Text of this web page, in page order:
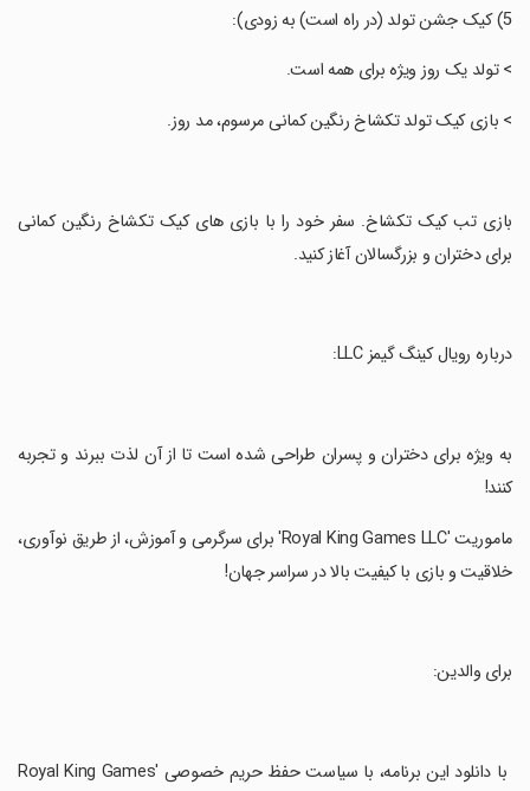
‏> تولد یک روز ویژه برای همه است.
‏> بازی کیک تولد تکشاخ رنگین کمانی مرسوم، مد روز.
‏بازی تب کیک تکشاخ. سفر خود را با بازی های کیک تکشاخ رنگین کمانی
برای دختران و بزرگسالان آغاز کنید.
‏درباره رویال کینگ گیمز LLC:
‏به ویژه برای دختران و پسران طراحی شده است تا از آن لذت ببرند و تجربه
کنند!
‏ماموریت 'Royal King Games LLC' برای سرگرمی و آموزش، از طریق نوآوری،
خلاقیت و بازی با کیفیت بالا در سراسر جهان!
‏برای والدین:
‏ با دانلود این برنامه، با سیاست حفظ حریم خصوصی 'Royal King Games